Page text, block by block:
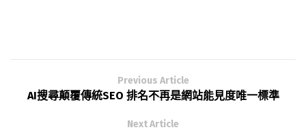
Previous Article
AI搜尋顛覆傳統SEO 排名不再是網站能見度唯一標準
Next Article